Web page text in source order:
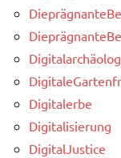
Digitalerbe
Digitalisierung
DigitalJustice